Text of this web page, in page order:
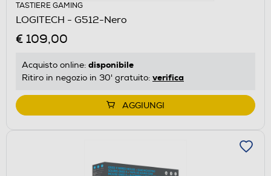
TASTIERE GAMING
LOGITECH - G512-Nero
€ 109,00
Acquisto online: disponibile
Ritiro in negozio in 30' gratuito: verifica
AGGIUNGI